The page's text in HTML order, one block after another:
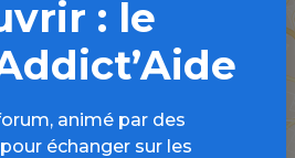
: le
animé par des
échanger sur les